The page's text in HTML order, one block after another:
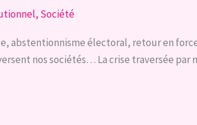
, Société
abstentionnisme électoral, retour en
nos sociétés… La crise traversée par